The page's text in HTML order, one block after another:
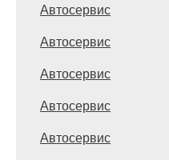
Автосервис
Автосервис
Автосервис
Автосервис
Автосервис